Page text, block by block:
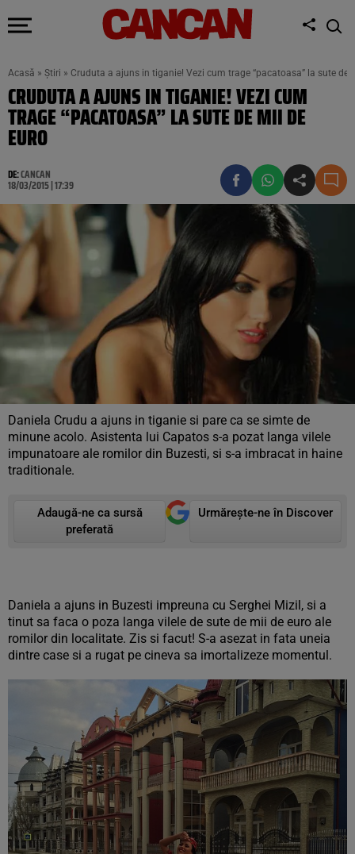
Acasă » Știri » Cruduta a ajuns in tiganie! Vezi cum trage “pacatoasa” la sute de
CRUDUTA A AJUNS IN TIGANIE! VEZI CUM
TRAGE “PACATOASA” LA SUTE DE MII DE
EURO
DE:CANCAN
18/03/2015 | 17:39
Daniela Crudu a ajuns in tiganie si pare ca se simte de
minune acolo. Asistenta lui Capatos s-a pozat langa vilele
impunatoare ale romilor din Buzesti, si s-a imbracat in haine
traditionale.
Adaugă-ne ca sursă
preferată
Urmărește-ne în Discover
Daniela a ajuns in Buzesti impreuna cu Serghei Mizil, si a
tinut sa faca o poza langa vilele de sute de mii de euro ale
romilor din localitate. Zis si facut! S-a asezat in fata uneia
dintre case si a rugat pe cineva sa imortalizeze momentul.